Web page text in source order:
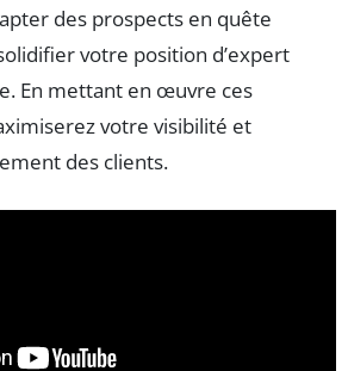
des prospects en quête
votre position d’expert
En mettant en œuvre ces
votre visibilité et
des clients.